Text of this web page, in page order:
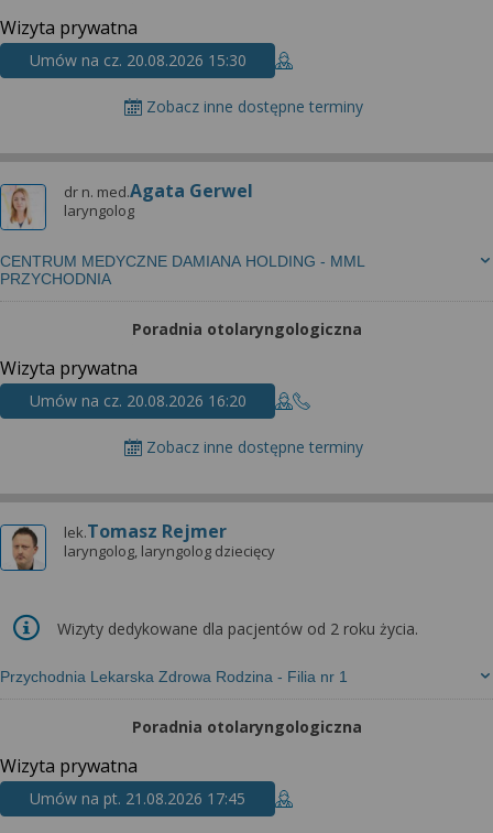
Wizyta prywatna
Umów na cz. 20.08.2026 15:30
Zobacz inne dostępne terminy
dr n. med.Agata Gerwel
laryngolog
CENTRUM MEDYCZNE DAMIANA HOLDING - MML
PRZYCHODNIA
Poradnia otolaryngologiczna
Wizyta prywatna
Umów na cz. 20.08.2026 16:20
Zobacz inne dostępne terminy
lek.Tomasz Rejmer
laryngolog, laryngolog dziecięcy
Przychodnia Lekarska Zdrowa Rodzina - Filia nr 1
Wizyty dedykowane dla pacjentów od 2 roku życia.
Poradnia otolaryngologiczna
Wizyta prywatna
Umów na pt. 21.08.2026 17:45